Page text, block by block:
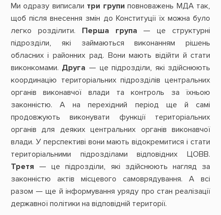
Ми одразу виписали три групиповноважень МДА так,
щоб після внесення змін до Конституції їх можна було
легко розділити. Перша група— це структурні
підрозділи, які займаються виконанням рішень
обласних і районних рад. Вони мають відійти й стати
виконкомами. Друга — це підрозділи, які здійснюють
координацію територіальних підрозділів центральних
органів виконавчої влади та контроль за їхньою
законністю. А на перехідний період ще й самі
продовжують виконувати функції територіальних
органів для деяких центральних органів виконавчої
влади. У перспективі вони мають відокремитися і стати
територіальними підрозділами відповідних ЦОВВ.
Третя— це підрозділи, які здійснюють нагляд за
законністю актів місцевого самоврядування. А всі
разом — ще й інформування уряду про стан реалізації
державної політики на відповідній території.